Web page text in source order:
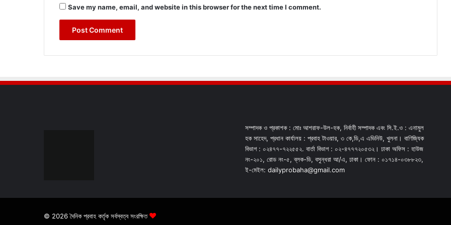
Save my name, email, and website in this browser for the next time I comment.
সম্পাদক ও প্রকাশক : মোঃ আশরাফ-উল-হক, নির্বাহী সম্পাদক এবং সি.ই.ও : এনামুল
হক সাহেদ, প্রধান কার্যালয় : প্রবাহ টাওয়ার, ৩ কে,ডি,এ এভিনিউ, খুলনা। বাণিজ্যিক
বিভাগ : ০২৪৭৭-৭২২৫৫২. বার্তা বিভাগ : ০২-৪৭৭৭২০৫৩২। ঢাকা অফিস : হাউজ
নং-২০১, রোড নং-৫, ব্লক-ডি, বসুন্ধরা আ/এ, ঢাকা। ফোন : ০১৭১৪-০৩৮৮২৩,
ই-মেইল: dailyprobaha@gmail.com
© 2026 দৈনিক প্রবাহ কর্তৃক সর্বস্বত্ব সংরক্ষিত